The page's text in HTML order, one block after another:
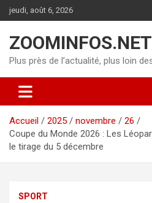
Aller
au
jeudi, août 6, 2026
ZOOMINFOS.NET
Plus près de l’actualité, plus loin
Accueil 2025 novembre
26
Coupe du Monde 2026 : Les
le tirage du 5 décembre
SPORT